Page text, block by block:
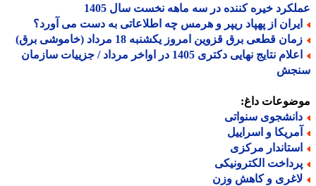
خیره کننده در سه ماهه نخست سال 1405
از پهپاد ریپر و هرمس چه اطلاعاتی به دست می آورد؟
قطعی برق قزوین امروز یکشنبه 18 مرداد (خاموشی برق)
اعلام نتایج نهایی دکتری 1405 در اواخر مرداد / جزییات سازمان
داغ:
سنواتی
و اسراییل
مرکزی
الکترونیکی
و کاهش وزن